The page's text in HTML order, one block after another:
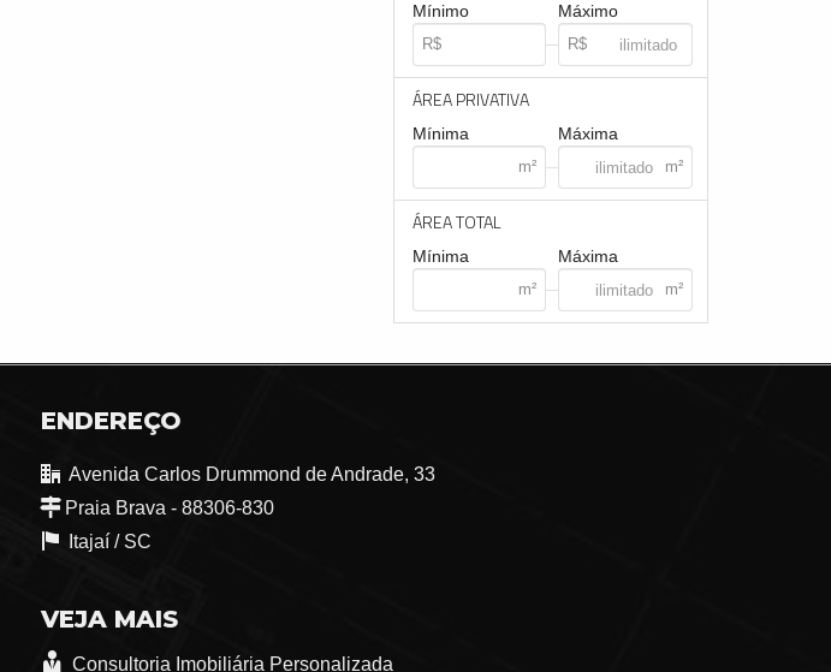
Mínimo Máximo
ÁREA PRIVATIVA
Mínima Máxima
ÁREA TOTAL
Mínima Máxima
ENDEREÇO
Avenida Carlos Drummond de Andrade, 33
Praia Brava - 88306-830
Itajaí / SC
VEJA MAIS
Consultoria Imobiliária Personalizada